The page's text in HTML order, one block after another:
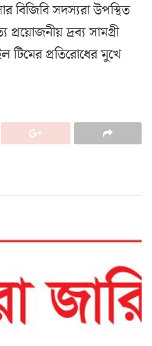
বিজিবি সদস্যরা উপস্থিত
দ্রব্য সামগ্রী
টিমের প্রতিরোধের মুখে